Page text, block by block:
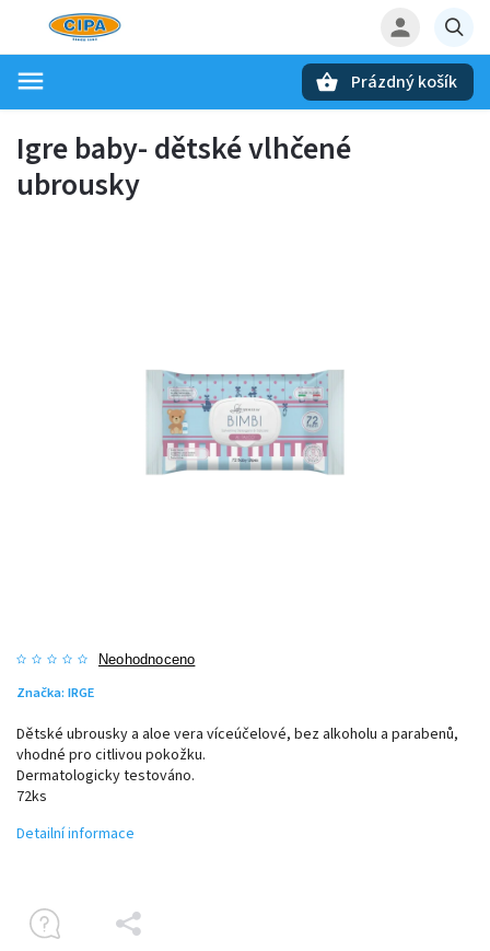
Prázdný košík
Igre baby- dětské vlhčené
ubrousky
Neohodnoceno
Značka: IRGE
Dětské ubrousky a aloe vera víceúčelové, bez alkoholu a parabenů,
vhodné pro citlivou pokožku.
Dermatologicky testováno.
72ks
Detailní informace